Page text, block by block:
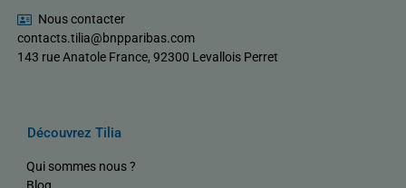
Nous contacter
contacts.tilia@bnpparibas.com
143 rue Anatole France, 92300 Levallois Perret
Découvrez Tilia
Qui sommes nous ?